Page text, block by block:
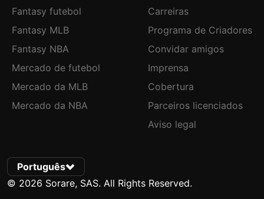
Fantasy futebol
Fantasy MLB
Fantasy NBA
Mercado de futebol
Mercado da MLB
Mercado da NBA
Carreiras
Programa de Criadores
Convidar amigos
Imprensa
Cobertura
Parceiros licenciados
Aviso legal
Português
© 2026 Sorare, SAS. All Rights Reserved.